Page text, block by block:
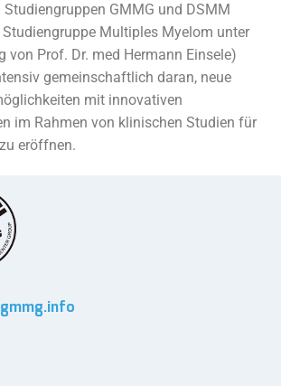
Studiengruppen GMMG und DSMM
Studiengruppe Multiples Myelom unter
von Prof. Dr. med Hermann Einsele)
gemeinschaftlich daran, neue
mit innovativen
im Rahmen von klinischen Studien für
eröffnen.
gmmg.info